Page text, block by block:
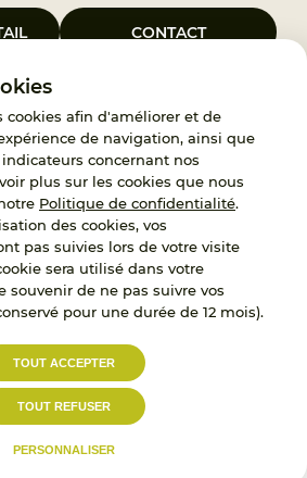
cookies afin d'améliorer et de
de navigation, ainsi que
concernant nos
plus sur les cookies que nous
Politique de confidentialité.
des cookies, vos
pas suivies lors de votre visite
sera utilisé dans votre
souvenir de ne pas suivre vos
pour une durée de 12 mois).
TOUT ACCEPTER
TOUT REFUSER
PERSONNALISER
CONTACT
Public France Enfance Protégée, créé le 5
d’assurer les missions de service public du
des adoptants et de traitement des
personnelles. France Enfance
observatoire et une ressource pour
ainsi qu’un appui à l’élaboration de la
le soutien à l’activité des conseils
RECRUTEMENT
Départements et les Associations au
la prévention et de la protection de
Politique de
confidentialité